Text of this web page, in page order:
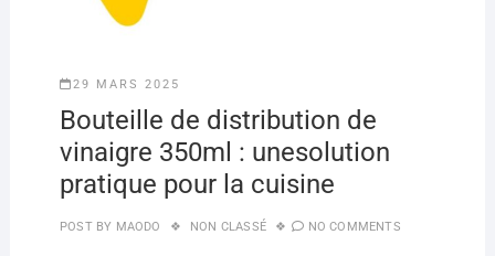
29 MARS 2025
Bouteille de distribution de
vinaigre 350ml : unesolution
pratique pour la cuisine
POST BY MAODO NON CLASSÉ NO COMMENTS